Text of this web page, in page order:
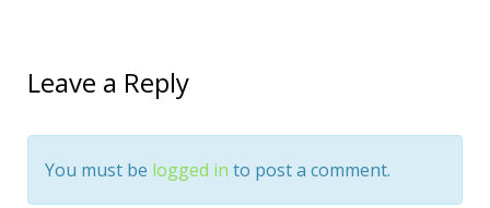
Leave a Reply
You must be logged in to post a comment.